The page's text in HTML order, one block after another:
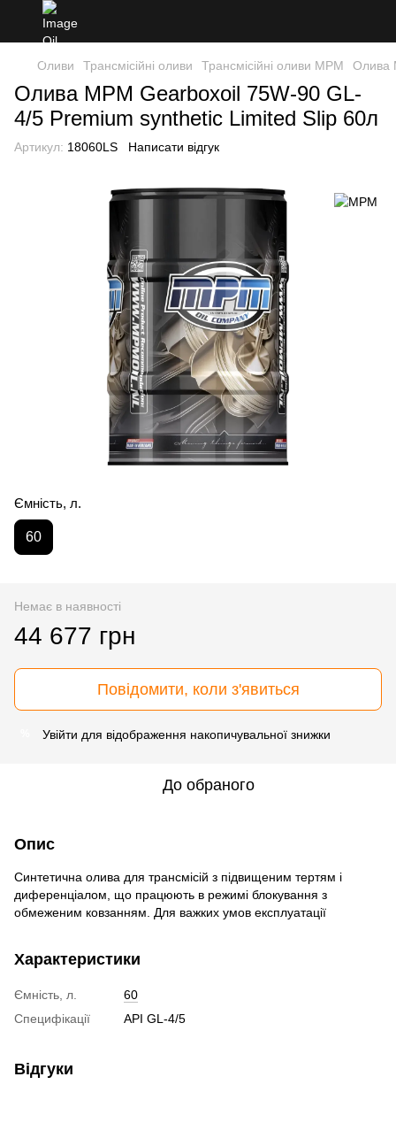
Оливи Трансмісійні оливи Трансмісійні оливи MPM Олива
Олива MPM Gearboxoil 75W-90 GL-
4/5 Premium synthetic Limited Slip 60л
Артикул: 18060LS Написати відгук
Ємність, л.
60
Немає в наявності
44 677 грн
Повідомити, коли з'явиться
Увійти для відображення накопичувальної знижки
До обраного
Опис
Синтетична олива для трансмісій з підвищеним тертям і
диференціалом, що працюють в режимі блокування з
обмеженим ковзанням. Для важких умов експлуатації
Характеристики
Ємність, л.
60
Специфікації
API GL-4/5
Відгуки